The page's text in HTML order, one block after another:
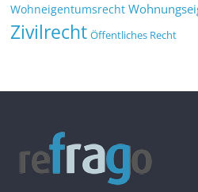
Wohneigentumsrecht
Zivilrecht Öffentliches Recht